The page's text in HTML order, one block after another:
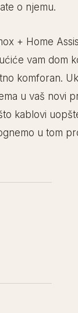
o njemu.
+ Home
vam dom
komforan.
u vaš novi
kablovi
u tom